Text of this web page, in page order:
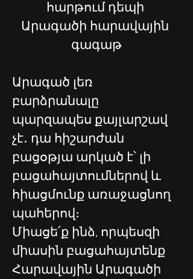
հարթում դեպի
Արագածի հարավային
գագաթ
Արագած լեռ
բարձրանալը
պարզապես քայլարշավ
չէ․ դա հիշարժան
բացօթյա արկած է՝ լի
բացահայտումներով և
հիացմունք առաջացնող
պահերով։
Միացե՛ք ինձ, որպեսզի
միասին բացահայտենք
Հարավային Արագածի